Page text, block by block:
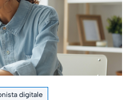
digitale